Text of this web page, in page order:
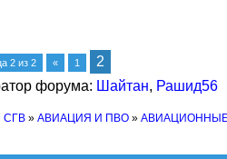
2 из 2 « 1
2
форума: Шайтан, Рашид56
СГВ » АВИАЦИЯ И ПВО »